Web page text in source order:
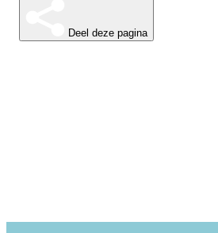
Deel deze pagina